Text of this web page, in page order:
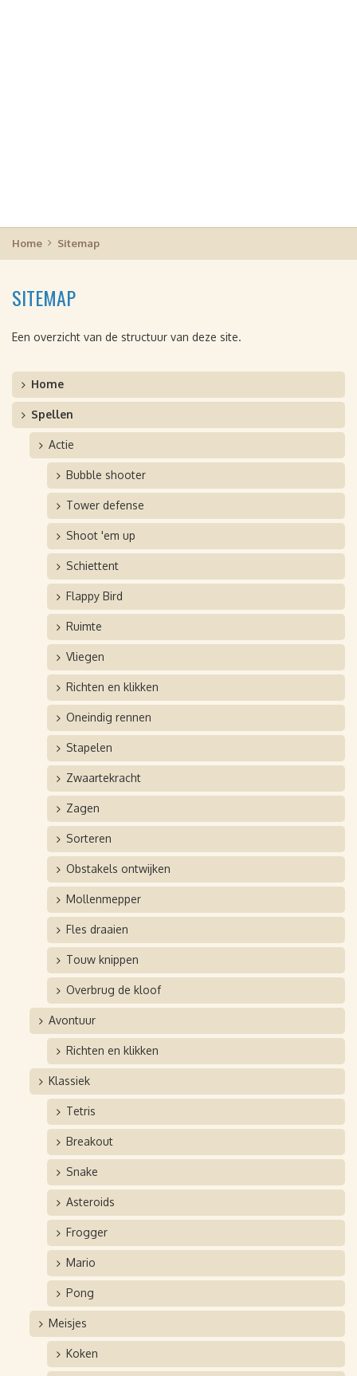
Home Sitemap
SITEMAP
Een overzicht van de structuur van deze site.
Home
Spellen
Actie
Bubble shooter
Tower defense
Shoot 'em up
Schiettent
Flappy Bird
Ruimte
Vliegen
Richten en klikken
Oneindig rennen
Stapelen
Zwaartekracht
Zagen
Sorteren
Obstakels ontwijken
Mollenmepper
Fles draaien
Touw knippen
Overbrug de kloof
Avontuur
Richten en klikken
Klassiek
Tetris
Breakout
Snake
Asteroids
Frogger
Mario
Pong
Meisjes
Koken